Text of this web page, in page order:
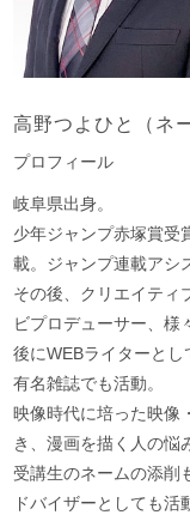
高野つよひと（ネ
プロフィール
岐阜県出身。
少年ジャンプ赤塚賞受
載。ジャンプ連載アシ
その後、クリエイティ
ビプロデューサー、様
後にWEBライターと
有名雑誌でも活動。
映像時代に培った映像
き、漫画を描く人の悩
受講生のネームの添削
ドバイザーとしても活